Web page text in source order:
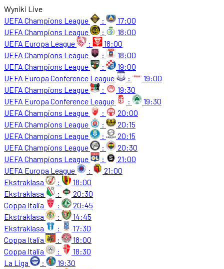
Wyniki Live
UEFA Champions League
:
17:00
UEFA Champions League
:
18:00
UEFA Europa League
:
18:00
UEFA Champions League
:
18:00
UEFA Champions League
:
19:00
UEFA Europa Conference League
:
19:00
UEFA Champions League
:
19:30
UEFA Europa Conference League
:
19:30
UEFA Champions League
:
20:00
UEFA Champions League
:
20:15
UEFA Champions League
:
20:15
UEFA Champions League
:
20:30
UEFA Champions League
:
21:00
UEFA Europa League
:
21:00
Ekstraklasa
:
18:00
Ekstraklasa
:
20:30
Coppa Italia
:
20:45
Ekstraklasa
:
14:45
Ekstraklasa
:
17:30
Coppa Italia
:
18:00
Coppa Italia
:
18:30
La Liga
:
19:30